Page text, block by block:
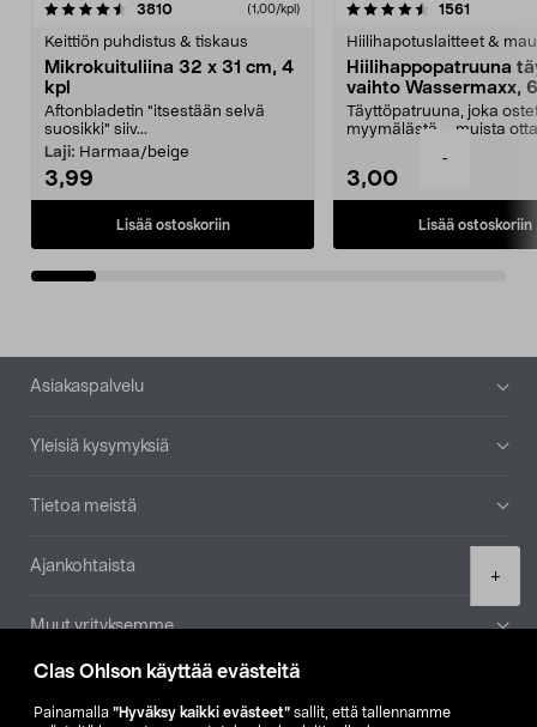
Clas Ohlson käyttää evästeitä
Painamalla ”Hyväksy kaikki evästeet” sallit, että tallennamme
-
+
3810arvostelut (1,00/kpl)
Keittiön puhdistus & tiskaus
Mikrokuituliina 32 x 31 cm, 4
kpl
Aftonbladetin "itsestään selvä
suosikki" siiv...
Laji: Harmaa/beige
3,99
Lisää ostoskoriin
4.5viidestä
1561
Hiilihapotuslaitteet &
Hiilihappopatruuna
vaihto Wassermaxx,
Täyttöpatruuna, joka
myymälästä – muista
3,00
Lisää ostoskoriin
4.5viidestä
Alatunniste
Asiakaspalvelu
Yleisiä kysymyksiä
Tietoa meistä
Ajankohtaista
Muut yrityksemme
Etsi myymälä